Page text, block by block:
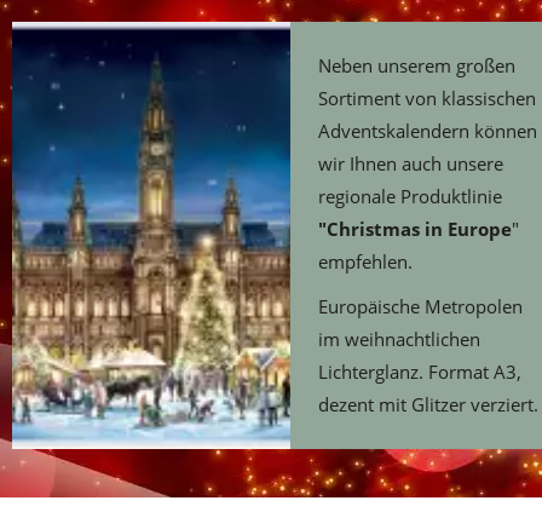
Neben unserem großen
Sortiment von klassischen
Adventskalendern können
wir Ihnen auch unsere
regionale Produktlinie
"Christmas in Europe"
empfehlen.
Europäische Metropolen
im weihnachtlichen
Lichterglanz. Format A3,
dezent mit Glitzer verziert.